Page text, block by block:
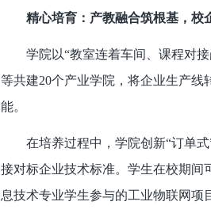
精心培育：产教融合筑根基，校
学院以“教室连着车间、课程对
等共建20个产业学院，将企业生产线
能。
在培养过程中，学院创新“订单
接对标企业技术标准。学生在校期间
息技术专业学生参与的工业物联网项